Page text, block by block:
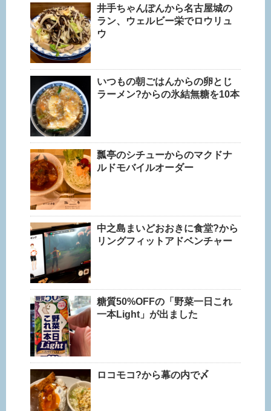
井手ちゃんぽんから名古屋城の
ラン、ウェルビー栄でロウリュ
ウ
いつもの朝ごはんからの卵とじ
ラーメン?からの氷結無糖を10本
瓢亭のシチューからのマクドナ
ルドモバイルオーダー
中之島まいどおおきに食堂?から
リングフィットアドベンチャー
糖質50%OFFの「野菜一日これ
一本Light」が出ました
ロコモコ?から幕の内で〆